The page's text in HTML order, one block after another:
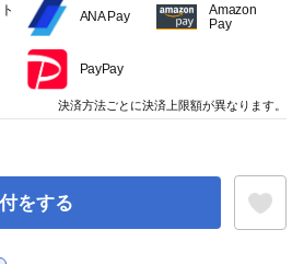
をする
ANA Pay
Amazon
Pay
PayPay
決済方法ごとに決済上限額が異なります。